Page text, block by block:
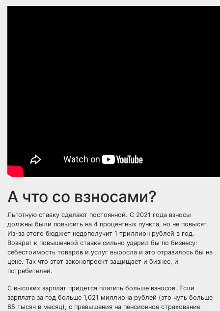
А что со взносами?
Льготную ставку сделают постоянной. С 2021 года взносы
должны были повысить на 4 процентных пункта, но не повысят.
Из-за этого бюджет недополучит 1 триллион рублей в год.
Возврат к повышенной ставке сильно ударил бы по бизнесу:
себестоимость товаров и услуг выросла и это отразилось бы на
цене. Так что этот законопроект защищает и бизнес, и
потребителей.
С высоких зарплат придется платить больше взносов. Если
зарплата за год больше 1,021 миллиона рублей (это чуть больше
85 тысяч в месяц), с превышения на пенсионное страхование